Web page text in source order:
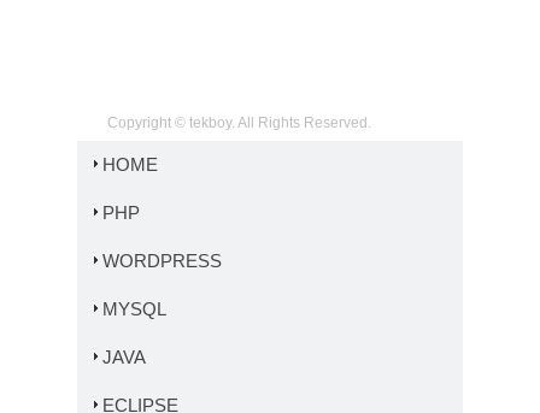
Copyright © tekboy. All Rights Reserved.
HOME
PHP
WORDPRESS
MYSQL
JAVA
ECLIPSE